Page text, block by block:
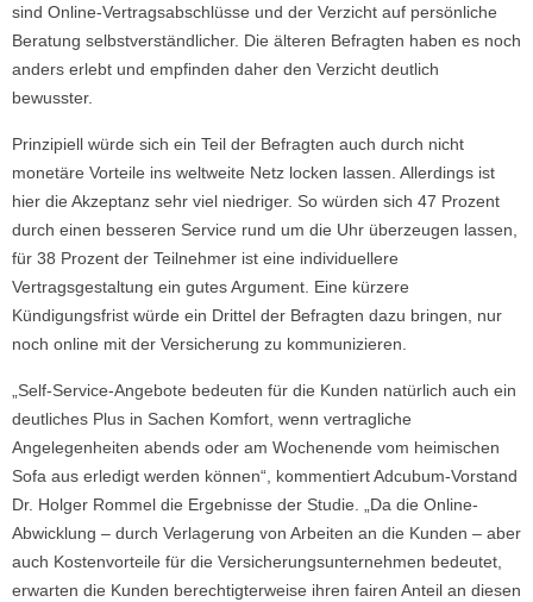
sind Online-Vertragsabschlüsse und der Verzicht auf persönliche
Beratung selbstverständlicher. Die älteren Befragten haben es noch
anders erlebt und empfinden daher den Verzicht deutlich
bewusster.
Prinzipiell würde sich ein Teil der Befragten auch durch nicht
monetäre Vorteile ins weltweite Netz locken lassen. Allerdings ist
hier die Akzeptanz sehr viel niedriger. So würden sich 47 Prozent
durch einen besseren Service rund um die Uhr überzeugen lassen,
für 38 Prozent der Teilnehmer ist eine individuellere
Vertragsgestaltung ein gutes Argument. Eine kürzere
Kündigungsfrist würde ein Drittel der Befragten dazu bringen, nur
noch online mit der Versicherung zu kommunizieren.
„Self-Service-Angebote bedeuten für die Kunden natürlich auch ein
deutliches Plus in Sachen Komfort, wenn vertragliche
Angelegenheiten abends oder am Wochenende vom heimischen
Sofa aus erledigt werden können“, kommentiert Adcubum-Vorstand
Dr. Holger Rommel die Ergebnisse der Studie. „Da die Online-
Abwicklung – durch Verlagerung von Arbeiten an die Kunden – aber
auch Kostenvorteile für die Versicherungsunternehmen bedeutet,
erwarten die Kunden berechtigterweise ihren fairen Anteil an diesen